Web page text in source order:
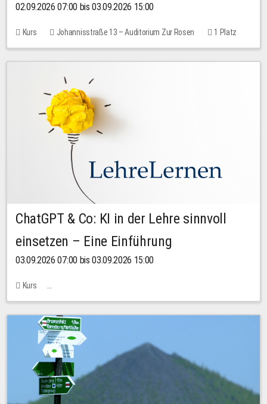
02.09.2026 07:00 bis 03.09.2026 15:00
Kurs Johannisstraße 13 – Auditorium Zur Rosen 1 Platz
ChatGPT & Co: KI in der Lehre sinnvoll
einsetzen – Eine Einführung
03.09.2026 07:00 bis 03.09.2026 15:00
Kurs
Bachstraße 18k - SR 102 (Seminarraum Servicestelle LehreLernen)